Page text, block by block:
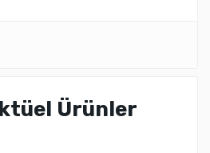
Ürünler